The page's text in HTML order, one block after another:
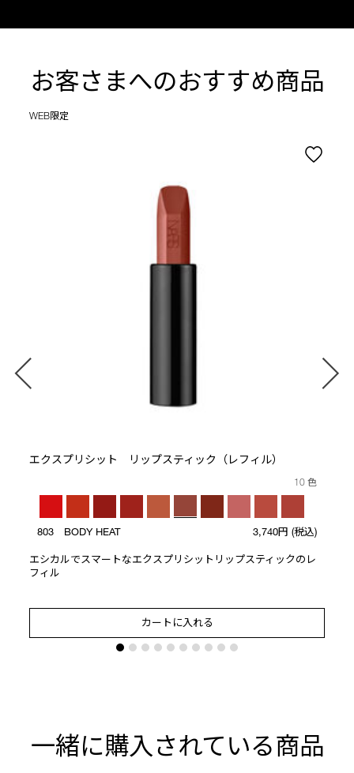
お客さまへのおすすめ商品
WEB限定
エクスプリシット リップスティック（レフィル）
10 色
803 BODY HEAT 3,740円 (税込)
エシカルでスマートなエクスプリシットリップスティックのレ
フィル
カートに入れる
一緒に購入されている商品